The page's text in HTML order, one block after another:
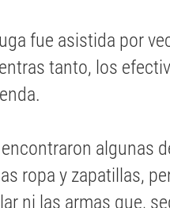
fue asistida por
tanto, los
algunas
ropa y zapatillas,
ni las armas que,